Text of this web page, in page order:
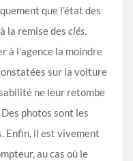
que l’état des
la remise des clés.
à l’agence la moindre
sur la voiture
ne leur retombe
photos sont les
‎Enfin, il est vivement
au cas où le